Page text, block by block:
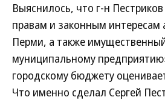
Выяснилось, что г-н
правам и законным интересам
Перми, а также
муниципальному
городскому бюджету
Что именно сделал Сергей